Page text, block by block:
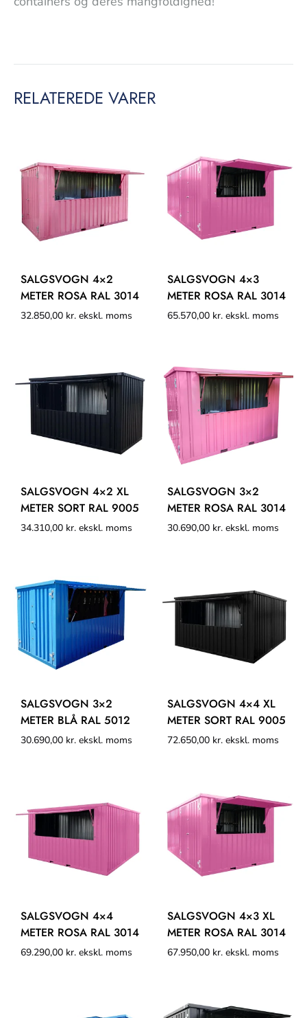
RELATEREDE VARER
SALGSVOGN 4×2
METER ROSA RAL 3014
32.850,00 kr. ekskl. moms
SALGSVOGN 4×3
METER ROSA RAL 3014
65.570,00 kr. ekskl. moms
SALGSVOGN 4×2 XL
METER SORT RAL 9005
34.310,00 kr. ekskl. moms
SALGSVOGN 3×2
METER ROSA RAL 3014
30.690,00 kr. ekskl. moms
SALGSVOGN 3×2
METER BLÅ RAL 5012
30.690,00 kr. ekskl. moms
SALGSVOGN 4×4 XL
METER SORT RAL 9005
72.650,00 kr. ekskl. moms
SALGSVOGN 4×4
METER ROSA RAL 3014
69.290,00 kr. ekskl. moms
SALGSVOGN 4×3 XL
METER ROSA RAL 3014
67.950,00 kr. ekskl. moms